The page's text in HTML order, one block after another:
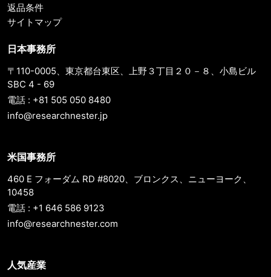
返品条件
サイトマップ
日本事務所
〒110-0005、東京都台東区、上野３丁目２０－８、小島ビル
SBC 4 - 69
電話 : +81 505 050 8480
info@researchnester.jp
米国事務所
460 E フォーダム RD #8020、ブロンクス、ニューヨーク、
10458
電話 : +1 646 586 9123
info@researchnester.com
人気産業